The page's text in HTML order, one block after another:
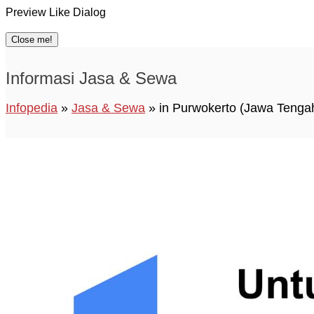
Preview Like Dialog
Close me!
Informasi Jasa & Sewa
Infopedia » Jasa & Sewa » in Purwokerto (Jawa